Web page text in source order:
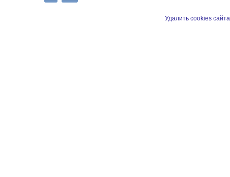
Удалить cookies сайта